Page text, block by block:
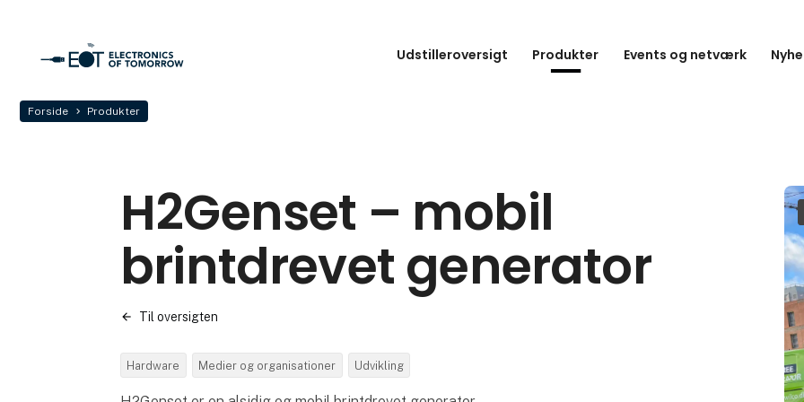
Udstilleroversigt Produkter Events og netværk
Forside Produkter
H2Genset – mobil
brintdrevet generator
Til oversigten
Hardware Medier og organisationer Udvikling